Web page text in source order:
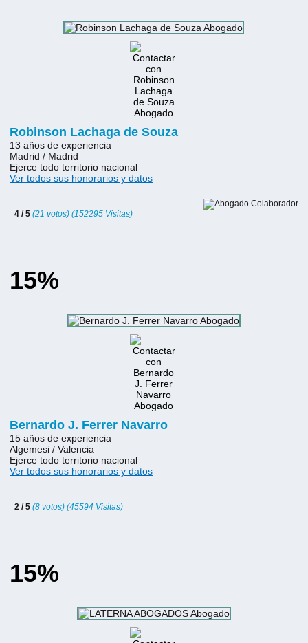
Robinson Lachaga de Souza
13 años de experiencia
Madrid / Madrid
Ejerce todo territorio nacional
Ver todos sus honorarios y datos
4 / 5(21 votos) (152295 Visitas)
15%
Bernardo J. Ferrer Navarro
15 años de experiencia
Algemesi / Valencia
Ejerce todo territorio nacional
Ver todos sus honorarios y datos
2 / 5(8 votos) (45594 Visitas)
15%